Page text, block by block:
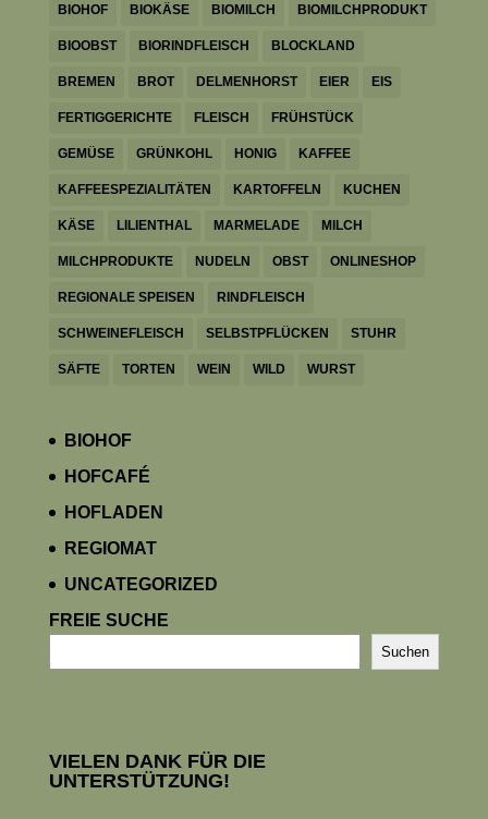
BIOHOF BIOKÄSE BIOMILCH BIOMILCHPRODUKT
BIOOBST BIORINDFLEISCH BLOCKLAND
BREMEN BROT DELMENHORST EIER EIS
FERTIGGERICHTE FLEISCH FRÜHSTÜCK
GEMÜSE GRÜNKOHL HONIG KAFFEE
KAFFEESPEZIALITÄTEN KARTOFFELN KUCHEN
KÄSE LILIENTHAL MARMELADE MILCH
MILCHPRODUKTE NUDELN OBST ONLINESHOP
REGIONALE SPEISEN RINDFLEISCH
SCHWEINEFLEISCH SELBSTPFLÜCKEN STUHR
SÄFTE TORTEN WEIN WILD WURST
BIOHOF
HOFCAFÉ
HOFLADEN
REGIOMAT
UNCATEGORIZED
FREIE SUCHE
Suchen
VIELEN DANK FÜR DIE
UNTERSTÜTZUNG!